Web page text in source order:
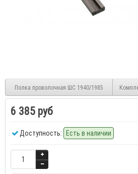
Полка проволочная ШС 1940/1985
6 385 руб
Доступность: Есть в наличии